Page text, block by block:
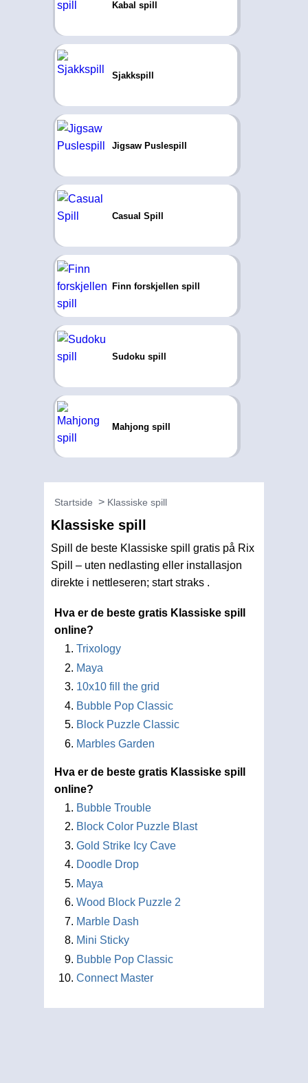
Kabal spill
Sjakkspill
Jigsaw Puslespill
Casual Spill
Finn forskjellen spill
Sudoku spill
Mahjong spill
Startside Klassiske spill
Klassiske spill
Spill de beste Klassiske spill gratis på Rix
Spill – uten nedlasting eller installasjon
direkte i nettleseren; start straks .
Hva er de beste gratis Klassiske spill
online?
Trixology
Maya
10x10 fill the grid
Bubble Pop Classic
Block Puzzle Classic
Marbles Garden
Hva er de beste gratis Klassiske spill
online?
Bubble Trouble
Block Color Puzzle Blast
Gold Strike Icy Cave
Doodle Drop
Maya
Wood Block Puzzle 2
Marble Dash
Mini Sticky
Bubble Pop Classic
Connect Master